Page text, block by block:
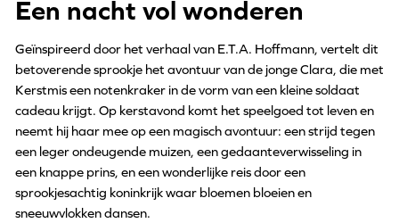
Een nacht vol wonderen
Geïnspireerd door het verhaal van E.T.A. Hoffmann, vertelt dit
betoverende sprookje het avontuur van de jonge Clara, die met
Kerstmis een notenkraker in de vorm van een kleine soldaat
cadeau krijgt. Op kerstavond komt het speelgoed tot leven en
neemt hij haar mee op een magisch avontuur: een strijd tegen
een leger ondeugende muizen, een gedaanteverwisseling in
een knappe prins, en een wonderlijke reis door een
sprookjesachtig koninkrijk waar bloemen bloeien en
sneeuwvlokken dansen.